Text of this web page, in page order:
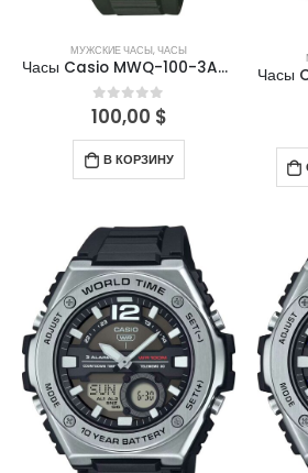
МУЖСКИЕ ЧАСЫ,ЧАСЫ
Часы Casio MWQ-100-3AVDF
0out of 5
100,00 $
В КОРЗИНУ